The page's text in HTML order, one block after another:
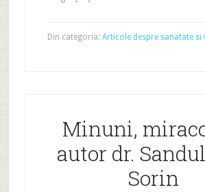
Din categoria: Articole despre sanatate si
Minuni,
autor dr.
Sorin